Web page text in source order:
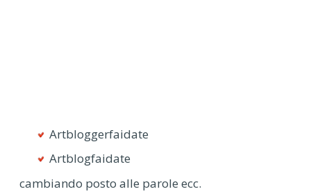
Artbloggerfaidate
Artblogfaidate
cambiando posto alle parole ecc.